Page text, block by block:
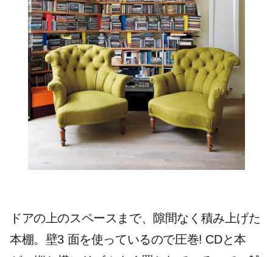
ドアの上のスペースまで、隙間なく積み上げた
本棚。壁3 面を使っているので圧巻! CDと本